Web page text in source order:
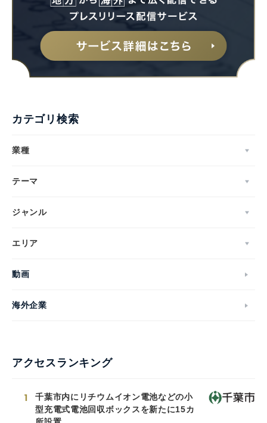
カテゴリ検索
業種
テーマ
ジャンル
エリア
動画
海外企業
アクセスランキング
1
千葉市内にリチウムイオン電池などの小
型充電式電池回収ボックスを新たに15カ